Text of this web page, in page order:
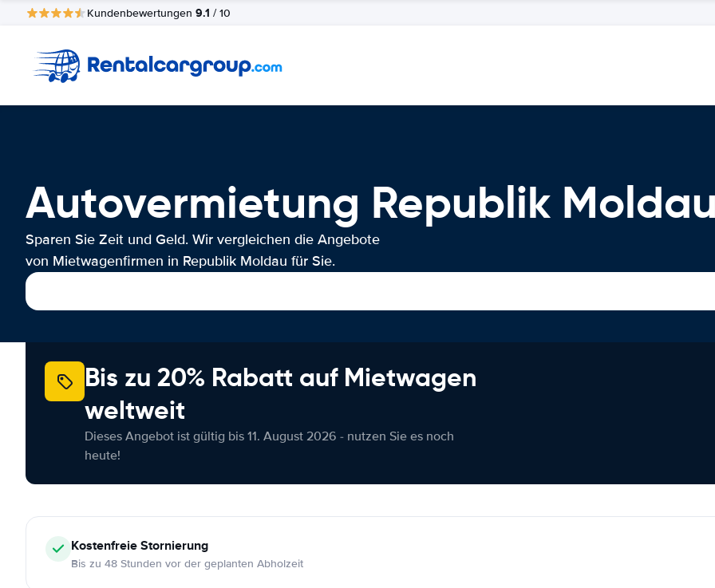
Kundenbewertungen 9.1 / 10
Autovermietung Republik Moldau
Sparen Sie Zeit und Geld. Wir vergleichen die Angebote
von Mietwagenfirmen in Republik Moldau für Sie.
Bis zu 20% Rabatt auf Mietwagen
weltweit
Dieses Angebot ist gültig bis 11. August 2026 - nutzen Sie es noch
heute!
KostenfreieStornierung
Bis zu 48 Stunden vor der geplanten Abholzeit